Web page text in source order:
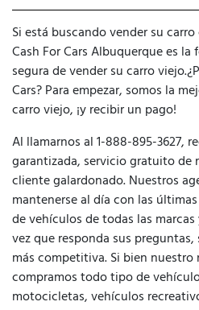
Si está buscando vender su
Cash For Cars Albuquerque es
segura de vender su carro
Cars? Para empezar, somos la
carro viejo, ¡y recibir un pago!
Al llamarnos al 1-888-895-3627,
garantizada, servicio gratuito de
cliente galardonado. Nuestros
mantenerse al día con las
de vehículos de todas las
vez que responda sus
más competitiva. Si bien nuestro
compramos todo tipo de
motocicletas, vehículos